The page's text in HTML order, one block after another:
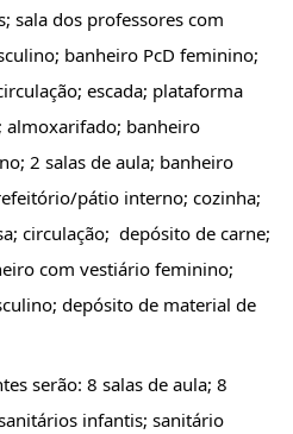
sala dos professores com
banheiro PcD feminino;
escada; plataforma
almoxarifado; banheiro
2 salas de aula; banheiro
pátio interno; cozinha;
circulação;  depósito de carne;
com vestiário feminino;
depósito de material de
serão: 8 salas de aula; 8
infantis; sanitário